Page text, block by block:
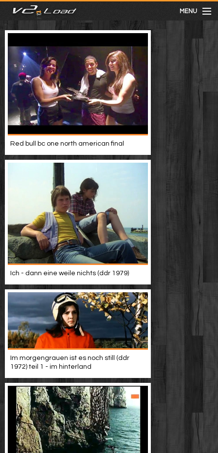
MENU
neuste
kategorien
Menu
Werbung
Video suchen
Red bull bc one north american final
Ich - dann eine weile nichts (ddr 1979)
Im morgengrauen ist es noch still (ddr
1972) teil 1 - im hinterland